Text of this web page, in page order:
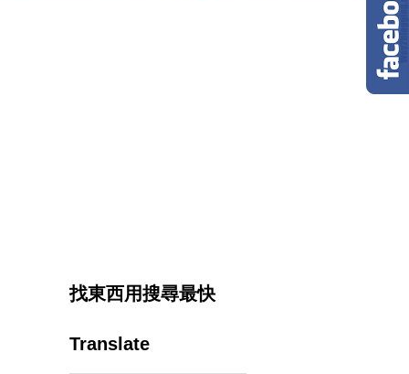
找東西用搜尋最快
Translate